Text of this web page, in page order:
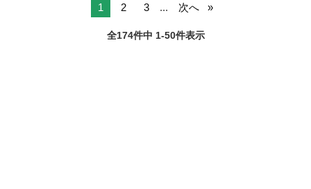
1 2 3 ... 次へ
全174件中 1-50件表示